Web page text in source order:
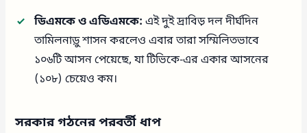
ডিএমকে ও এডিএমকে: এই দুই দ্রাবিড় দল দীর্ঘদিন
তামিলনাড়ু শাসন করলেও এবার তারা সম্মিলিতভাবে
১০৬টি আসন পেয়েছে, যা টিভিকে-এর একার আসনের
(১০৮) চেয়েও কম।
সরকার গঠনের পরবর্তী ধাপ